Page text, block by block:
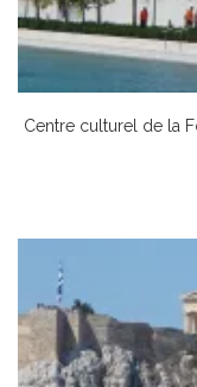
Centre culturel de la